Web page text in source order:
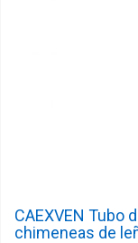
CAEXVEN Tubo
chimeneas de